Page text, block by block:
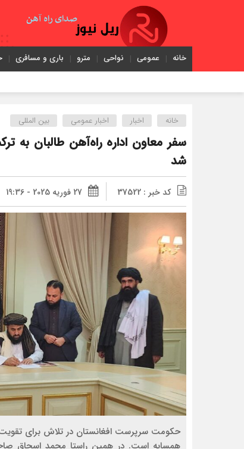
خانه عمومی نواحی مترو باری و مسافری
خانه اخبار اخبار عمومی بین المللی
سفر معاون اداره راه‌آهن طالبان به
شد
کد خبر : 37522 27 فوریه 2025 - 19:36
حکومت سرپرست افغانستان در تلاش برای
همسایه است. در همین راستا محمد اسحاق